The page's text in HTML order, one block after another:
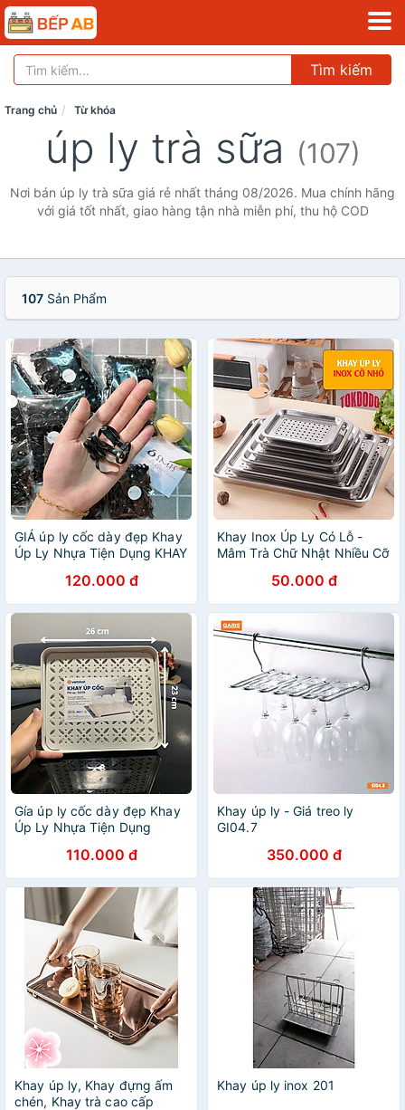
Tìm kiếm
Trang chủ Từ khóa
úp ly trà sữa (107)
Nơi bán úp ly trà sữa giá rẻ nhất tháng 08/2026. Mua chính hãng
với giá tốt nhất, giao hàng tận nhà miễn phí, thu hộ COD
107 Sản Phẩm
GIÁ úp ly cốc dày đẹp Khay
Úp Ly Nhựa Tiện Dụng KHAY
120.000 đ
Khay Inox Úp Ly Có Lỗ -
Mâm Trà Chữ Nhật Nhiều Cỡ
50.000 đ
Gía úp ly cốc dày đẹp Khay
Úp Ly Nhựa Tiện Dụng
110.000 đ
Khay úp ly - Giá treo ly
GI04.7
350.000 đ
Khay úp ly, Khay đựng ấm
chén, Khay trà cao cấp
Khay úp ly inox 201